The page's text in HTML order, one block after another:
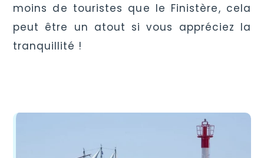
moins de touristes que le Finistère, cela
peut être un atout si vous appréciez la
tranquillité !